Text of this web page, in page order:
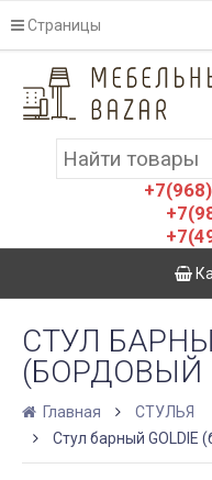
Страницы
СТУЛ
(БОРДОВЫЙ
Главная
СТУЛЬЯ
Стул барный